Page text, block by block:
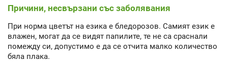
Причини, несвързани със заболявания
При норма цветът на езика е бледорозов. Самият език е
влажен, могат да се видят папилите, те не са сраснали
помежду си, допустимо е да се отчита малко количество
бяла плака.